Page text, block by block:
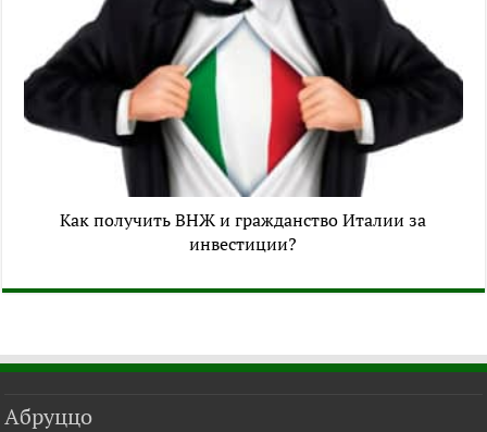
Как получить ВНЖ и гражданство Италии за
инвестиции?
Абруццо